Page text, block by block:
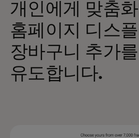
개인에게 맞춤
홈페이지 디스
장바구니 추가를
유도합니다.